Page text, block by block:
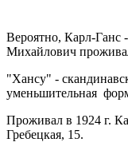
Вероятно, Карл-Ганс
Михайлович
"Хансу" -
уменьшительная
Проживал в 1924 г.
Гребецкая, 15.